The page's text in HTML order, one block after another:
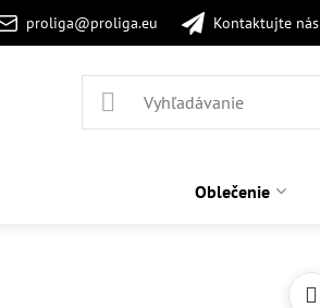
proliga@proliga.eu Kontaktujte nás
Oblečenie